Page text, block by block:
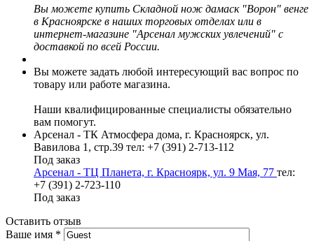
Вы можете купить Складной нож дамаск"Ворон" венге
в Красноярске в наших торговых отделах или в
интернет-магазине "Арсенал мужских увлечений" с
доставкой по всей России.
Вы можете задать любой интересующий вас вопрос по
товару или работе магазина.
Наши квалифицированные специалисты обязательно
вам помогут.
Арсенал - ТК Атмосфера дома, г. Красноярск, ул.
Вавилова 1, стр.39 тел: +7 (391) 2-713-112
Под заказ
Арсенал - ТЦ Планета, г. Красноярк, ул. 9 Мая, 77 тел:
+7 (391) 2-723-110
Под заказ
Оставить отзыв
Ваше имя *